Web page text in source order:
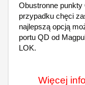
Obustronne
przypadku chęci
najlepszą opcją
portu QD od
LOK.
Więcej